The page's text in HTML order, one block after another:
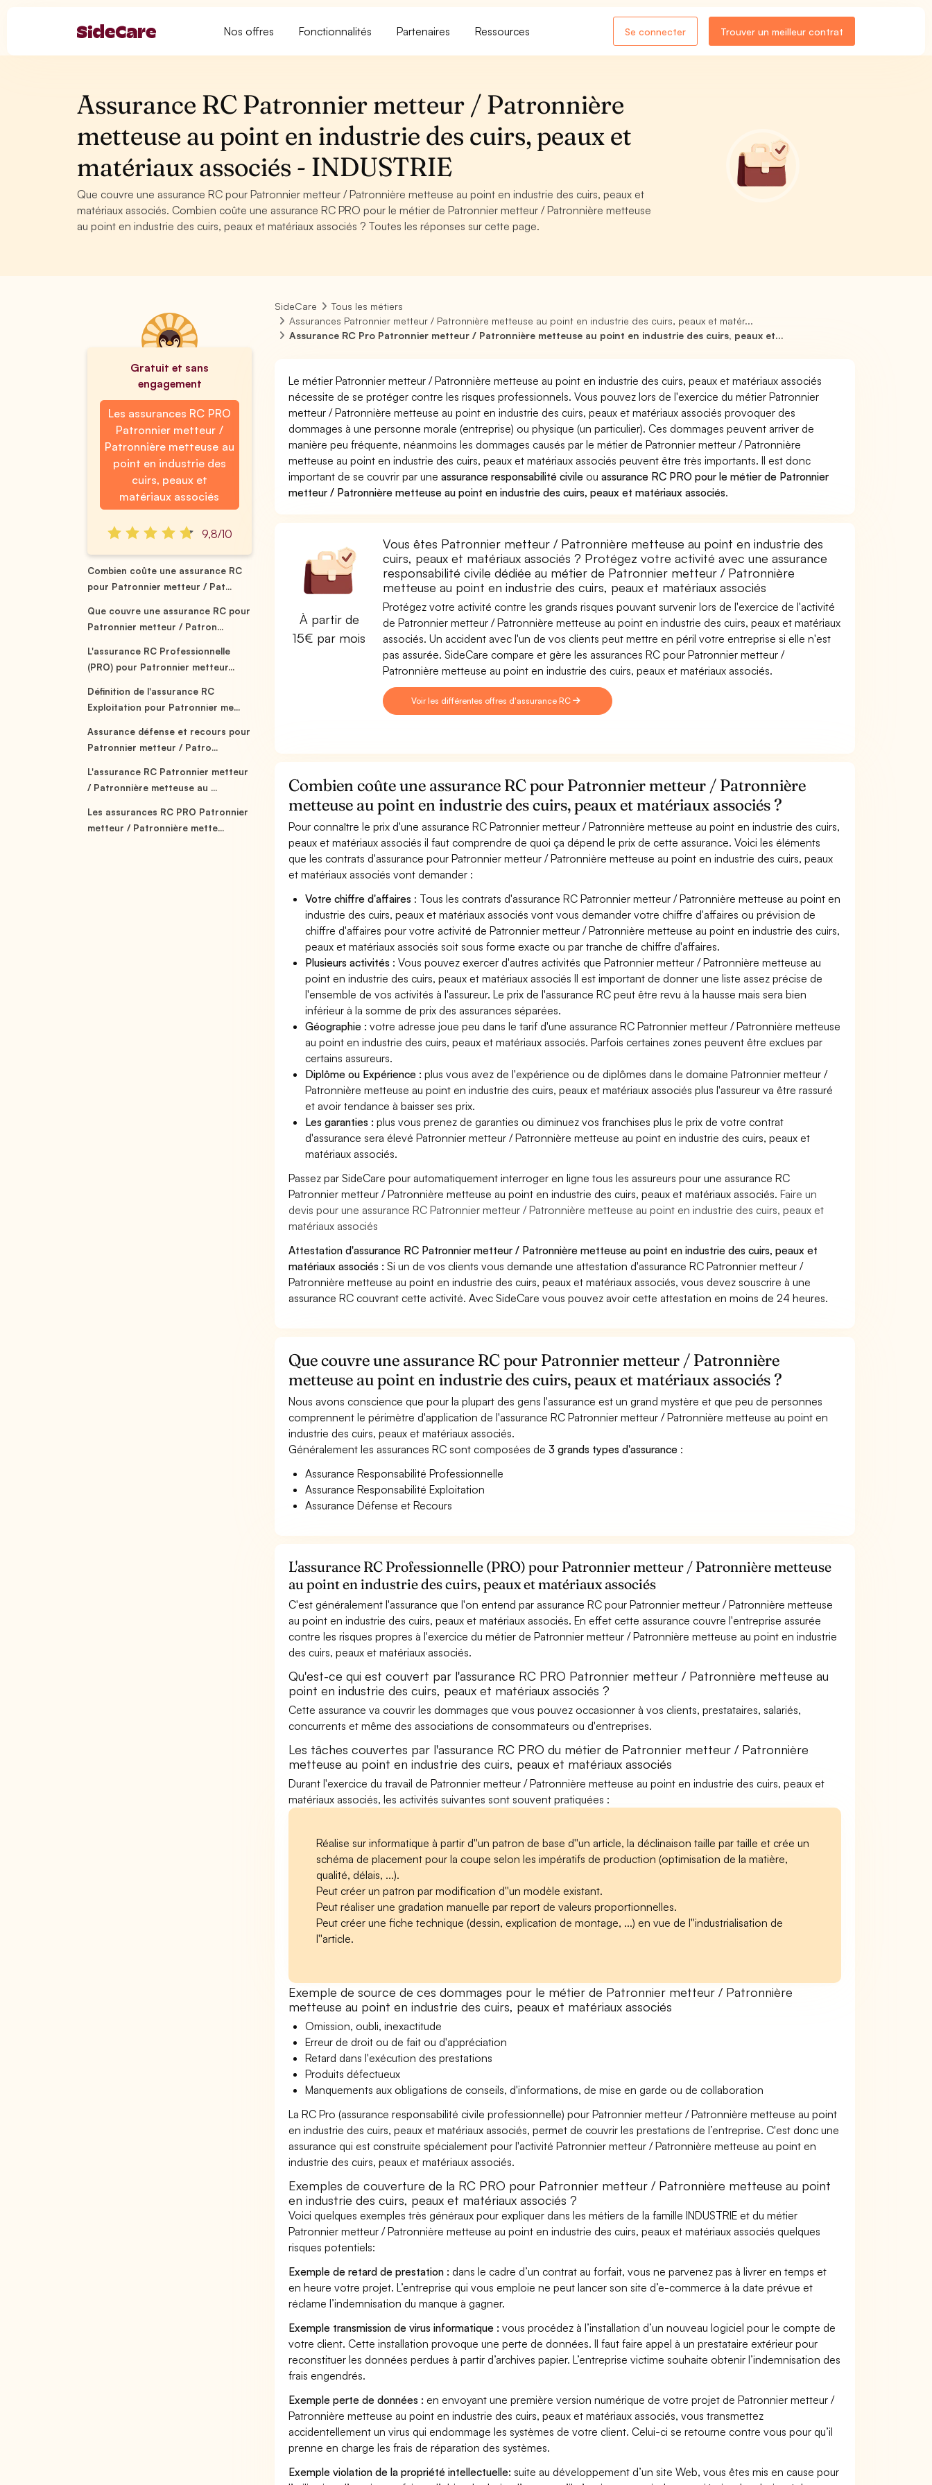
Nos offres Fonctionnalités Partenaires Ressources Se connecter Trouver un meilleur contrat
Assurance RC Patronnier metteur / Patronnière
metteuse au point en industrie des cuirs, peaux et
matériaux associés - INDUSTRIE
Que couvre une assurance RC pour Patronnier metteur / Patronnière metteuse au point en industrie des cuirs, peaux et
matériaux associés. Combien coûte une assurance RC PRO pour le métier de Patronnier metteur / Patronnière metteuse
au point en industrie des cuirs, peaux et matériaux associés ? Toutes les réponses sur cette page.
Gratuit et sans
engagement
Les assurances RC PRO
Patronnier metteur /
Patronnière metteuse au
point en industrie des
cuirs, peaux et
matériaux associés
9,8/10
Combien coûte une assurance RC
pour Patronnier metteur / Pat...
Que couvre une assurance RC pour
Patronnier metteur / Patron...
L'assurance RC Professionnelle
(PRO) pour Patronnier metteur...
Définition de l'assurance RC
Exploitation pour Patronnier me...
Assurance défense et recours pour
Patronnier metteur / Patro...
L'assurance RC Patronnier metteur
/ Patronnière metteuse au ...
Les assurances RC PRO Patronnier
metteur / Patronnière mette...
SideCare
Tous les métiers
Assurances Patronnier metteur / Patronnière metteuse au point en industrie des cuirs, peaux et matér...
Assurance RC Pro Patronnier metteur / Patronnière metteuse au point en industrie des cuirs, peaux et...
Le métier Patronnier metteur / Patronnière metteuse au point en industrie des cuirs, peaux et matériaux associés
nécessite de se protéger contre les risques professionnels. Vous pouvez lors de l'exercice du métier Patronnier
metteur / Patronnière metteuse au point en industrie des cuirs, peaux et matériaux associés provoquer des
dommages à une personne morale (entreprise) ou physique (un particulier). Ces dommages peuvent arriver de
manière peu fréquente, néanmoins les dommages causés par le métier de Patronnier metteur / Patronnière
metteuse au point en industrie des cuirs, peaux et matériaux associés peuvent être très importants. Il est donc
important de se couvrir par uneassurance responsabilité civile ouassurance RC PRO pour le métier de Patronnier
metteur / Patronnière metteuse au point en industrie des cuirs, peaux et matériaux associés.
À partir de
15€ par mois
Vous êtes Patronnier metteur / Patronnière metteuse au point en industrie des
cuirs, peaux et matériaux associés ? Protégez votre activité avec une assurance
responsabilité civile dédiée au métier de Patronnier metteur / Patronnière
metteuse au point en industrie des cuirs, peaux et matériaux associés
Protégez votre activité contre les grands risques pouvant survenir lors de l'exercice de l'activité
de Patronnier metteur / Patronnière metteuse au point en industrie des cuirs, peaux et matériaux
associés. Un accident avec l'un de vos clients peut mettre en péril votre entreprise si elle n'est
pas assurée. SideCare compare et gère les assurances RC pour Patronnier metteur /
Patronnière metteuse au point en industrie des cuirs, peaux et matériaux associés.
Voir les différentes offres d'assurance RC
Combien coûte une assurance RC pour Patronnier metteur / Patronnière
metteuse au point en industrie des cuirs, peaux et matériaux associés ?
Pour connaître le prix d'une assurance RC Patronnier metteur / Patronnière metteuse au point en industrie des cuirs,
peaux et matériaux associés il faut comprendre de quoi ça dépend le prix de cette assurance. Voici les éléments
que les contrats d'assurance pour Patronnier metteur / Patronnière metteuse au point en industrie des cuirs, peaux
et matériaux associés vont demander :
Votre chiffre d'affaires : Tous les contrats d'assurance RC Patronnier metteur / Patronnière metteuse au point en
industrie des cuirs, peaux et matériaux associés vont vous demander votre chiffre d'affaires ou prévision de
chiffre d'affaires pour votre activité de Patronnier metteur / Patronnière metteuse au point en industrie des cuirs,
peaux et matériaux associés soit sous forme exacte ou par tranche de chiffre d'affaires.
Plusieurs activités : Vous pouvez exercer d'autres activités que Patronnier metteur / Patronnière metteuse au
point en industrie des cuirs, peaux et matériaux associés Il est important de donner une liste assez précise de
l'ensemble de vos activités à l'assureur. Le prix de l'assurance RC peut être revu à la hausse mais sera bien
inférieur à la somme de prix des assurances séparées.
Géographie :votre adresse joue peu dans le tarif d'une assurance RC Patronnier metteur / Patronnière metteuse
au point en industrie des cuirs, peaux et matériaux associés. Parfois certaines zones peuvent être exclues par
certains assureurs.
Diplôme ou Expérience :plus vous avez de l'expérience ou de diplômes dans le domaine Patronnier metteur /
Patronnière metteuse au point en industrie des cuirs, peaux et matériaux associés plus l'assureur va être rassuré
et avoir tendance à baisser ses prix.
Les garanties :plus vous prenez de garanties ou diminuez vos franchises plus le prix de votre contrat
d'assurance sera élevé Patronnier metteur / Patronnière metteuse au point en industrie des cuirs, peaux et
matériaux associés.
Passez par SideCare pour automatiquement interroger en ligne tous les assureurs pour une assurance RC
Patronnier metteur / Patronnière metteuse au point en industrie des cuirs, peaux et matériaux associés.Faire un
devis pour une assurance RC Patronnier metteur / Patronnière metteuse au point en industrie des cuirs, peaux et
matériaux associés
Attestation d'assurance RC Patronnier metteur / Patronnière metteuse au point en industrie des cuirs, peaux et
matériaux associés : Si un de vos clients vous demande une attestation d'assurance RC Patronnier metteur /
Patronnière metteuse au point en industrie des cuirs, peaux et matériaux associés, vous devez souscrire à une
assurance RC couvrant cette activité. Avec SideCare vous pouvez avoir cette attestation en moins de 24 heures.
Que couvre une assurance RC pour Patronnier metteur / Patronnière
metteuse au point en industrie des cuirs, peaux et matériaux associés ?
Nous avons conscience que pour la plupart des gens l'assurance est un grand mystère et que peu de personnes
comprennent le périmètre d'application de l'assurance RC Patronnier metteur / Patronnière metteuse au point en
industrie des cuirs, peaux et matériaux associés.
Généralement les assurances RC sont composées de3 grands types d'assurance :
Assurance Responsabilité Professionnelle
Assurance Responsabilité Exploitation
Assurance Défense et Recours
L'assurance RC Professionnelle (PRO) pour Patronnier metteur / Patronnière metteuse
au point en industrie des cuirs, peaux et matériaux associés
C'est généralement l'assurance que l'on entend par assurance RC pour Patronnier metteur / Patronnière metteuse
au point en industrie des cuirs, peaux et matériaux associés. En effet cette assurance couvre l'entreprise assurée
contre les risques propres à l'exercice du métier de Patronnier metteur / Patronnière metteuse au point en industrie
des cuirs, peaux et matériaux associés.
Qu'est-ce qui est couvert par l'assurance RC PRO Patronnier metteur / Patronnière metteuse au
point en industrie des cuirs, peaux et matériaux associés ?
Cette assurance va couvrir les dommages que vous pouvez occasionner à vos clients, prestataires, salariés,
concurrents et même des associations de consommateurs ou d'entreprises.
Les tâches couvertes par l'assurance RC PRO du métier de Patronnier metteur / Patronnière
metteuse au point en industrie des cuirs, peaux et matériaux associés
Durant l'exercice du travail de Patronnier metteur / Patronnière metteuse au point en industrie des cuirs, peaux et
matériaux associés, les activités suivantes sont souvent pratiquées :
Réalise sur informatique à partir d''un patron de base d''un article, la déclinaison taille par taille et crée un
schéma de placement pour la coupe selon les impératifs de production (optimisation de la matière,
qualité, délais, ...).
Peut créer un patron par modification d''un modèle existant.
Peut réaliser une gradation manuelle par report de valeurs proportionnelles.
Peut créer une fiche technique (dessin, explication de montage, ...) en vue de l''industrialisation de
l''article.
Exemple de source de ces dommages pour le métier de Patronnier metteur / Patronnière
metteuse au point en industrie des cuirs, peaux et matériaux associés
Omission, oubli, inexactitude
Erreur de droit ou de fait ou d'appréciation
Retard dans l'exécution des prestations
Produits défectueux
Manquements aux obligations de conseils, d'informations, de mise en garde ou de collaboration
La RC Pro (assurance responsabilité civile professionnelle) pour Patronnier metteur / Patronnière metteuse au point
en industrie des cuirs, peaux et matériaux associés, permet de couvrir les prestations de l’entreprise. C'est donc une
assurance qui est construite spécialement pour l'activité Patronnier metteur / Patronnière metteuse au point en
industrie des cuirs, peaux et matériaux associés.
Exemples de couverture de la RC PRO pour Patronnier metteur / Patronnière metteuse au point
en industrie des cuirs, peaux et matériaux associés ?
Voici quelques exemples très généraux pour expliquer dans les métiers de la famille INDUSTRIE et du métier
Patronnier metteur / Patronnière metteuse au point en industrie des cuirs, peaux et matériaux associés quelques
risques potentiels:
Exemple de retard de prestation : dans le cadre d’un contrat au forfait, vous ne parvenez pas à livrer en temps et
en heure votre projet. L’entreprise qui vous emploie ne peut lancer son site d’e-commerce à la date prévue et
réclame l’indemnisation du manque à gagner.
Exemple transmission de virus informatique : vous procédez à l’installation d’un nouveau logiciel pour le compte de
votre client. Cette installation provoque une perte de données. Il faut faire appel à un prestataire extérieur pour
reconstituer les données perdues à partir d’archives papier. L’entreprise victime souhaite obtenir l’indemnisation des
frais engendrés.
Exemple perte de données : en envoyant une première version numérique de votre projet de Patronnier metteur /
Patronnière metteuse au point en industrie des cuirs, peaux et matériaux associés, vous transmettez
accidentellement un virus qui endommage les systèmes de votre client. Celui-ci se retourne contre vous pour qu’il
prenne en charge les frais de réparation des systèmes.
Exemple violation de la propriété intellectuelle: suite au développement d’un site Web, vous êtes mis en cause pour